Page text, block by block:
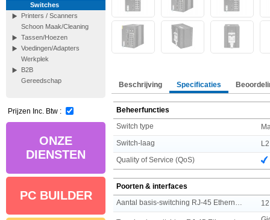
Switches
Printers / Scanners
Schoon Maak/Cleaning
Tassen/Hoezen
Voedingen/Adapters
Werkplek
B2B
Gereedschap
Prijzen Inc. Btw :
ONZE
DIENSTEN
PC BUILDER
Beschrijving Specificaties
Beheerfuncties
Switch type
Switch-laag
L2
Quality of Service (QoS)
Poorten & interfaces
12